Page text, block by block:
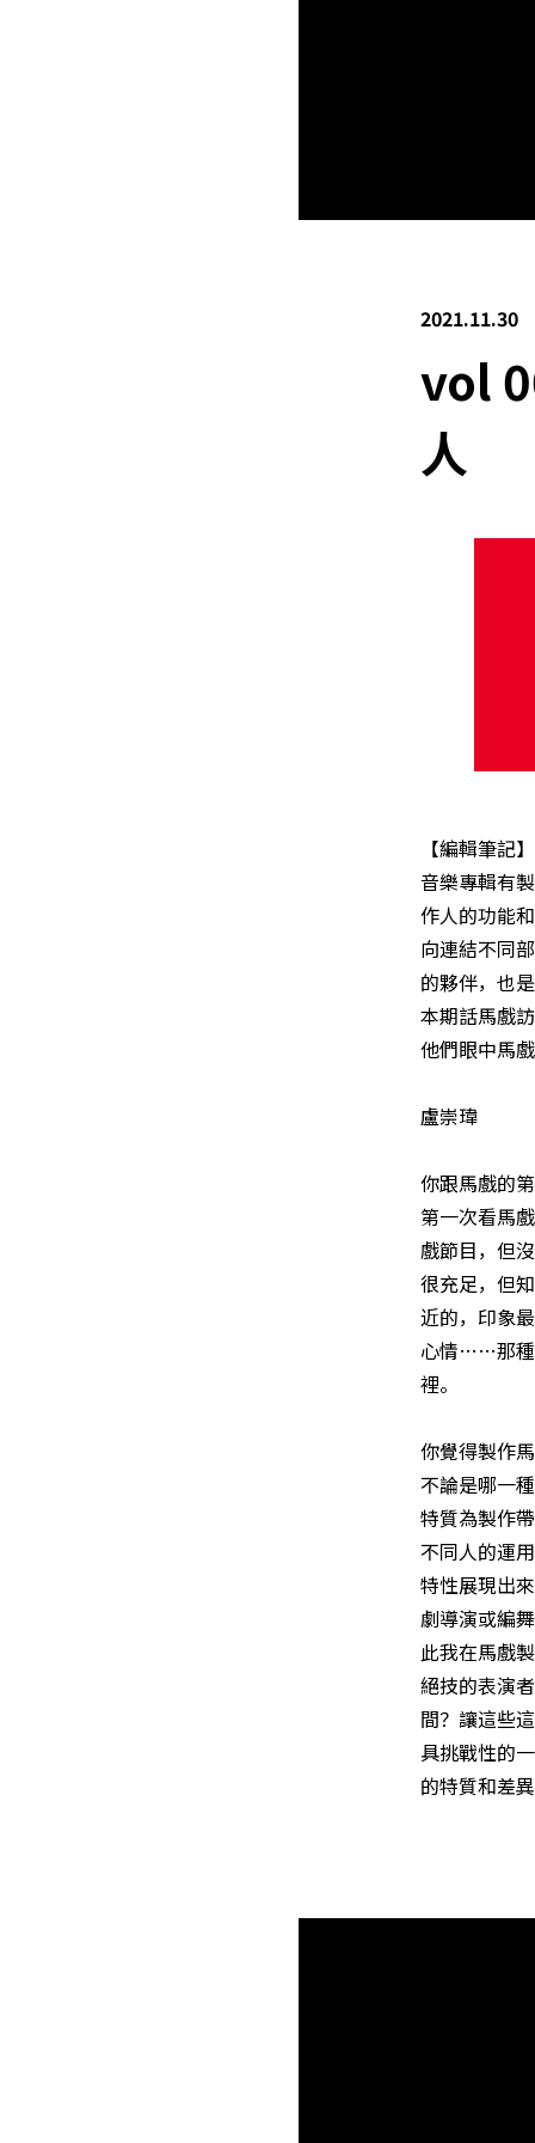
2021.11.30
vol
人
【編輯筆記】
音樂專輯有
作人的功能
向連結不同
的夥伴，也
本期話馬戲
他們眼中馬
盧崇瑋
你跟馬戲的
第一次看馬
戲節目，但
很充足，但
近的，印象
心情……那種
裡。
你覺得製作
不論是哪一
特質為製作
不同人的運
特性展現出
劇導演或編
此我在馬戲
絕技的表演
間？讓這些
具挑戰性的
的特質和差